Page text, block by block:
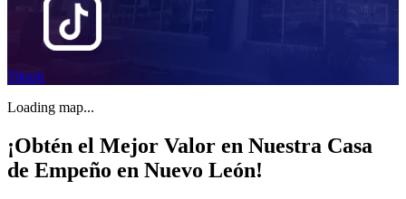
Tiktok
Loading map...
¡Obtén el Mejor Valor en Nuestra Casa
de Empeño en Nuevo León!